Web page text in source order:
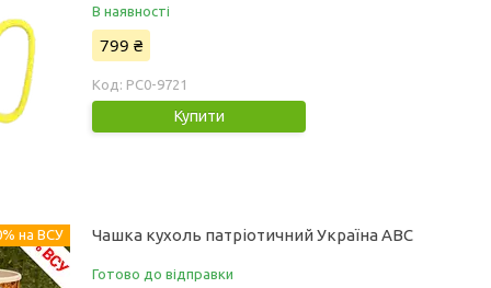
В наявності
799 ₴
PC0-9721
Купити
на ВСУ Чашка кухоль патріотичний Україна ABC
Готово до відправки